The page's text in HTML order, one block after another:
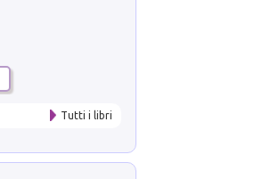
Tutti i libri